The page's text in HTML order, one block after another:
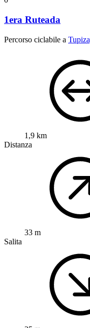
1era Ruteada
Percorso ciclabile a
1,9 km
Distanza
33 m
Salita